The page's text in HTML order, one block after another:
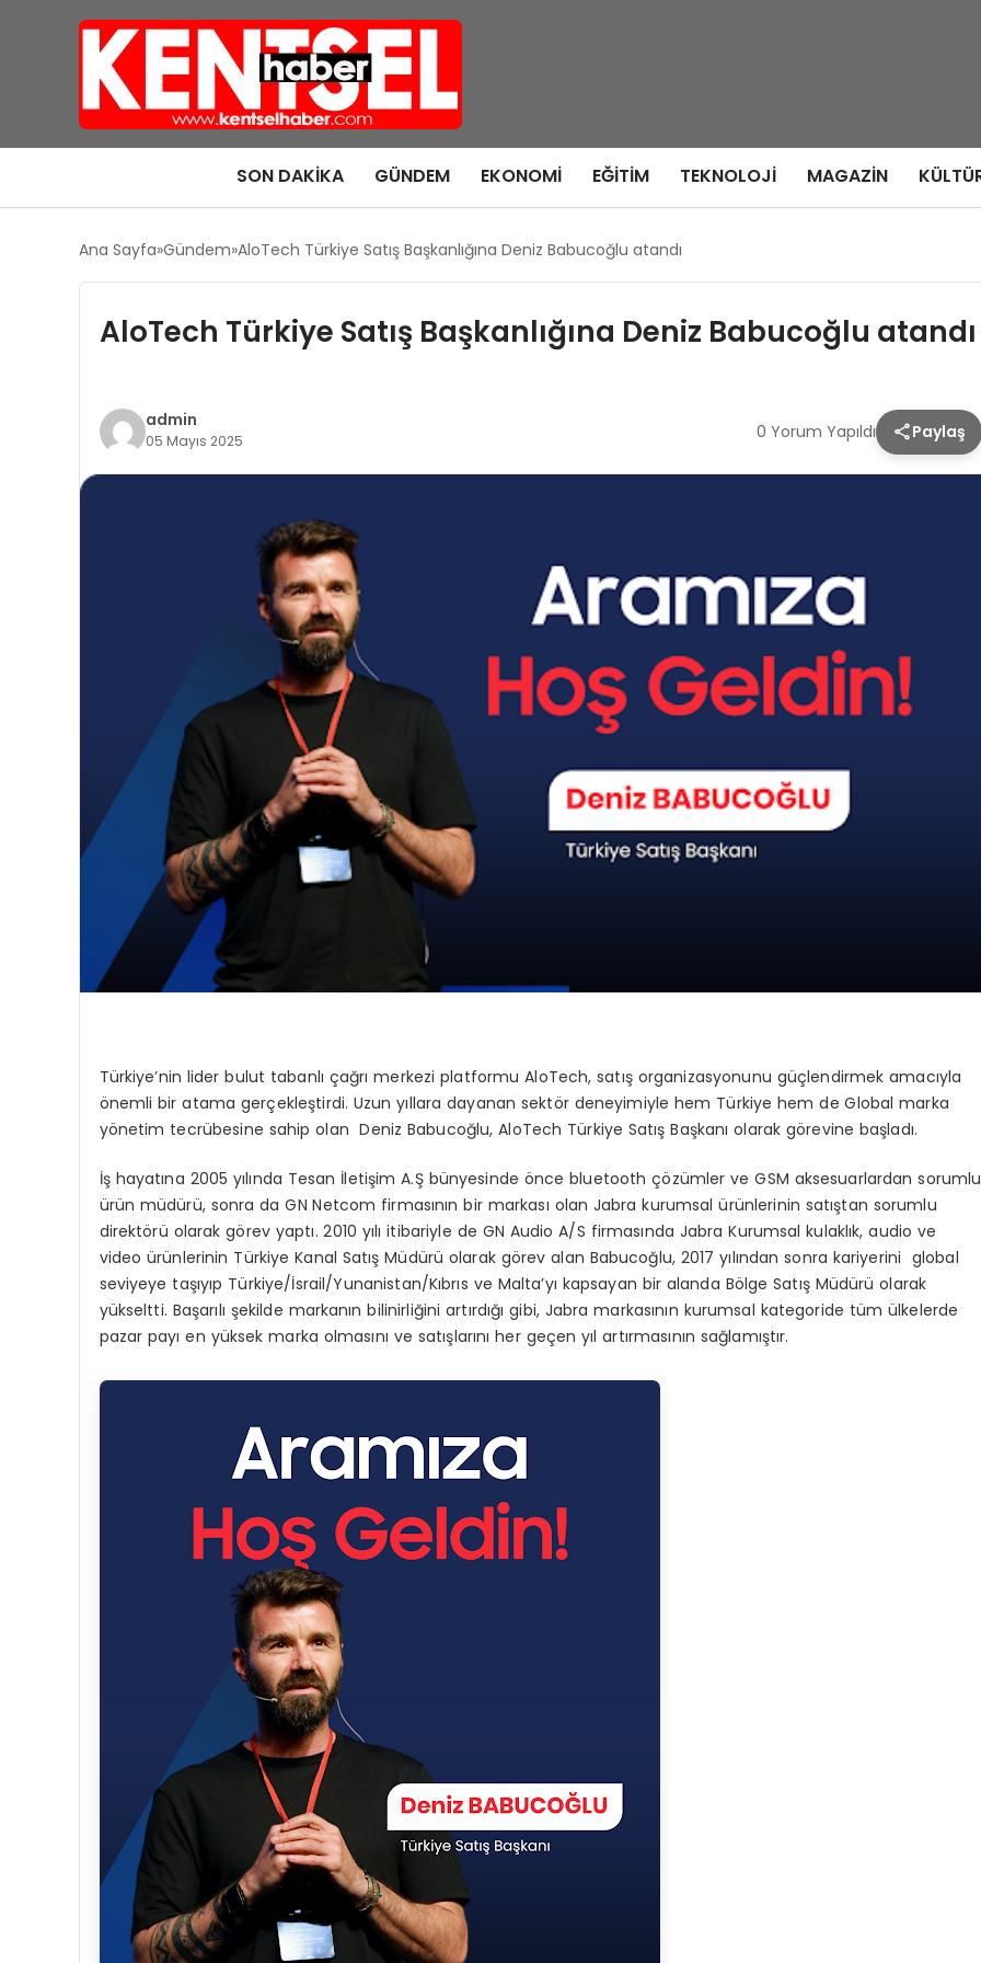
SON DAKIKA GÜNDEM EKONOMI EĞITIM TEKNOLOJI MAGAZIN
Ana Sayfa Gündem AloTech Türkiye Satış Başkanlığına Deniz Babucoğlu atandı
AloTech Türkiye Satış Başkanlığına Deniz Babucoğlu atandı
admin
05 Mayıs 2025 0 Yorum Yapıldı Paylaş
Türkiye’nin lider bulut tabanlı çağrı merkezi platformu AloTech, satış organizasyonunu güçlendirmek amacıyla
önemli bir atama gerçekleştirdi. Uzun yıllara dayanan sektör deneyimiyle hem Türkiye hem de Global marka
yönetim tecrübesine sahip olan Deniz Babucoğlu, AloTech Türkiye Satış Başkanı olarak görevine başladı.
İş hayatına 2005 yılında Tesan İletişim A.Ş bünyesinde önce bluetooth çözümler ve GSM aksesuarlardan sorumlu
ürün müdürü, sonra da GN Netcom firmasının bir markası olan Jabra kurumsal ürünlerinin satıştan sorumlu
direktörü olarak görev yaptı. 2010 yılı itibariyle de GN Audio A/S firmasında Jabra Kurumsal kulaklık, audio ve
video ürünlerinin Türkiye Kanal Satış Müdürü olarak görev alan Babucoğlu, 2017 yılından sonra kariyerini global
seviyeye taşıyıp Türkiye/İsrail/Yunanistan/Kıbrıs ve Malta’yı kapsayan bir alanda Bölge Satış Müdürü olarak
yükseltti. Başarılı şekilde markanın bilinirliğini artırdığı gibi, Jabra markasının kurumsal kategoride tüm ülkelerde
pazar payı en yüksek marka olmasını ve satışlarını her geçen yıl artırmasının sağlamıştır.